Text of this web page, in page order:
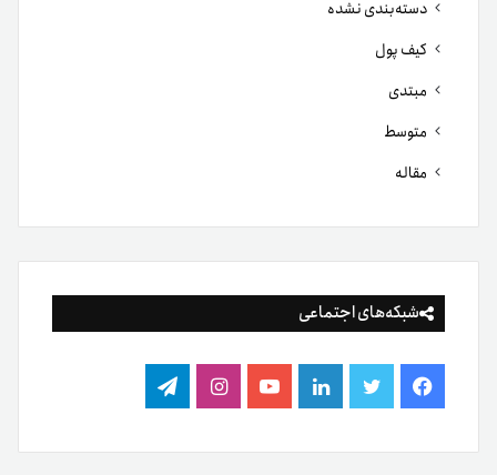
دسته‌بندی نشده
کیف پول
مبتدی
متوسط
مقاله
شبکه‌های اجتماعی
فیس
بوک
توییتر لینکدینیوتیوباینستاگرام
تلگرام